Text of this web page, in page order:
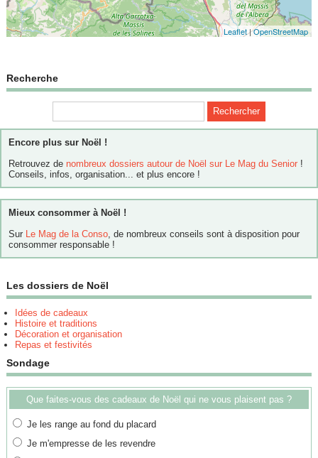
Leaflet|OpenStreetMap
Recherche
Encore plus sur Noël !
Retrouvez de nombreux dossiers autour de Noël sur Le Mag du Senior !
Conseils, infos, organisation... et plus encore !
Mieux consommer à Noël !
Sur
Le Mag de la Conso , de nombreux conseils sont à disposition pour
consommer responsable !
Les dossiers de Noël
Idées de cadeaux
Histoire et traditions
Décoration et organisation
Repas et festivités
Sondage
Que faites-vous des cadeaux de Noël qui ne vous plaisent pas ?
Je les range au fond du placard
Je m'empresse de les revendre